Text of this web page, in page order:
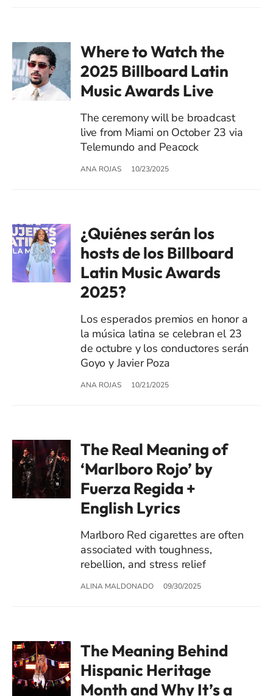
Where to Watch the
2025 Billboard Latin
Music Awards Live
The ceremony will be broadcast
live from Miami on October 23 via
Telemundo and Peacock
ANA ROJAS 10/23/2025
¿Quiénes serán los
hosts de los Billboard
Latin Music Awards
2025?
Los esperados premios en honor a
la música latina se celebran el 23
de octubre y los conductores serán
Goyo y Javier Poza
ANA ROJAS 10/21/2025
The Real Meaning of
‘Marlboro Rojo’ by
Fuerza Regida +
English Lyrics
Marlboro Red cigarettes are often
associated with toughness,
rebellion, and stress relief
ALINA MALDONADO 09/30/2025
The Meaning Behind
Hispanic Heritage
Month and Why It’s a